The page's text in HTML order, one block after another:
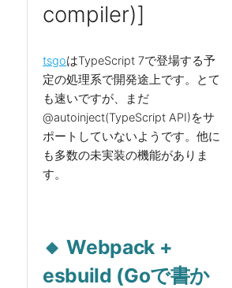
compiler)]
tsgoはTypeScript 7で登場する予
定の処理系で開発途上です。とて
も速いですが、まだ
@autoinject(TypeScript API)をサ
ポートしていないようです。他に
も多数の未実装の機能がありま
す。
🔸 Webpack +
esbuild (Goで書か